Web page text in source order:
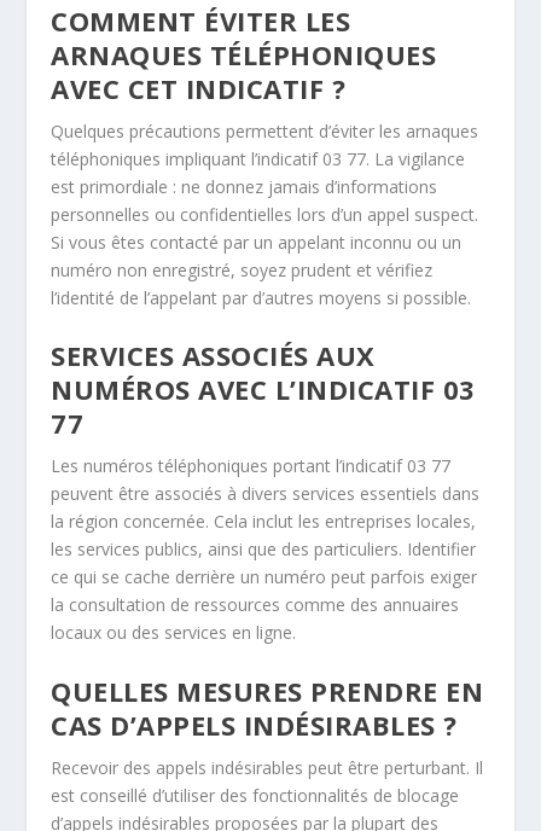
COMMENT ÉVITER LES
ARNAQUES TÉLÉPHONIQUES
AVEC CET INDICATIF ?
Quelques précautions permettent d’éviter les arnaques
téléphoniques impliquant l’indicatif 03 77. La vigilance
est primordiale : ne donnez jamais d’informations
personnelles ou confidentielles lors d’un appel suspect.
Si vous êtes contacté par un appelant inconnu ou un
numéro non enregistré, soyez prudent et vérifiez
l’identité de l’appelant par d’autres moyens si possible.
SERVICES ASSOCIÉS AUX
NUMÉROS AVEC L’INDICATIF 03
77
Les numéros téléphoniques portant l’indicatif 03 77
peuvent être associés à divers services essentiels dans
la région concernée. Cela inclut les entreprises locales,
les services publics, ainsi que des particuliers. Identifier
ce qui se cache derrière un numéro peut parfois exiger
la consultation de ressources comme des annuaires
locaux ou des services en ligne.
QUELLES MESURES PRENDRE EN
CAS D’APPELS INDÉSIRABLES ?
Recevoir des appels indésirables peut être perturbant. Il
est conseillé d’utiliser des fonctionnalités de blocage
d’appels indésirables proposées par la plupart des